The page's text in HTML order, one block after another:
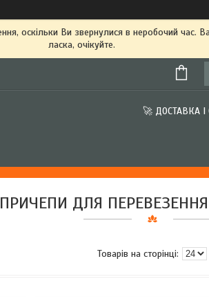
оскільки Ви звернулися в неробочий
ласка, очікуйте.
🚀 ДОСТАВКА І
ПРИЧЕПИ ДЛЯ